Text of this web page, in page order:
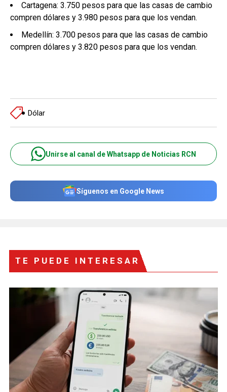
Cartagena: 3.750 pesos para que las casas de cambio
compren dólares y 3.980 pesos para que los vendan.
Medellín: 3.700 pesos para que las casas de cambio
compren dólares y 3.820 pesos para que los vendan.
Dólar
Unirse al canal de Whatsapp de Noticias RCN
Síguenos en Google News
TE PUEDE INTERESAR